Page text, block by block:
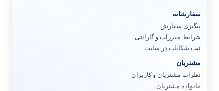
سفارشات
پیگیری سفارش
شرایط مقررات و گارانتی
ثبت شکایات در سایت
مشتریان
نظرات مشتریان و کاربران
خانواده مشتریان